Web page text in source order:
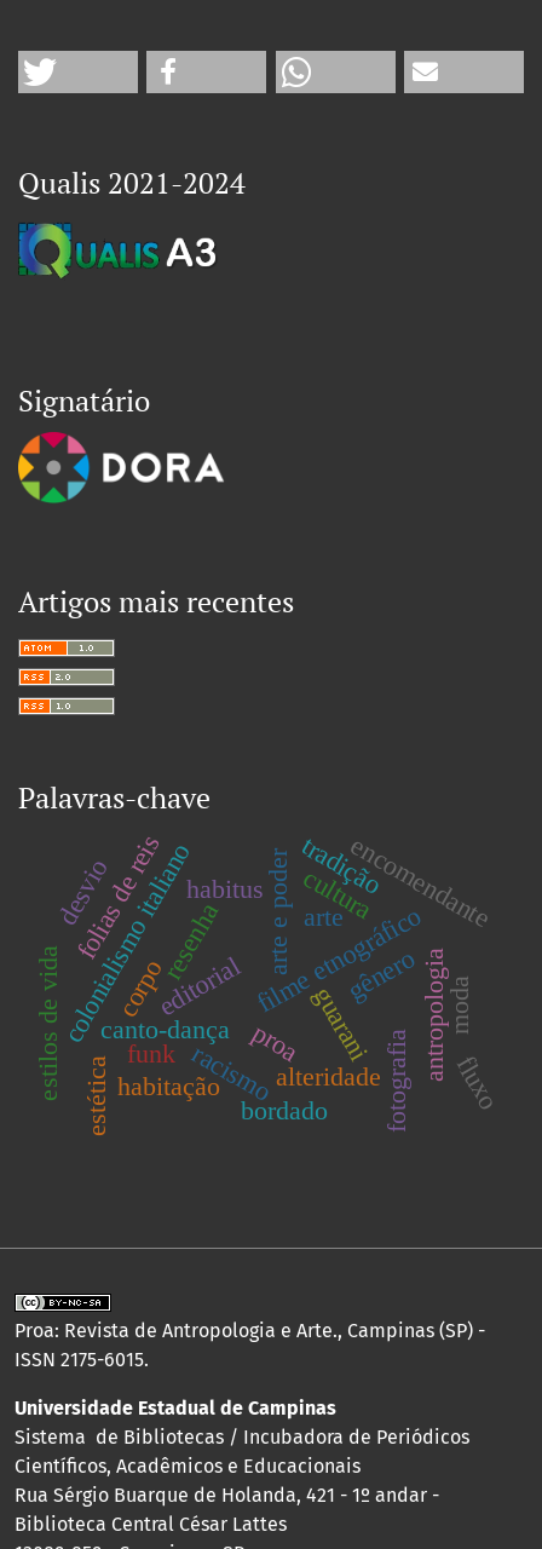
Qualis 2021-2024
Signatário
Artigos mais recentes
Palavras-chave
resenha
editorial
canto-dança guarani
alteridade
filme etnográfico
racismo
colonialismo italiano arte e poder
fotografia
encomendante
habitus
habitação
estilos de vida
folias de reis
antropologia
cultura
estética
proa
arte
gênero
bordado
moda
funk fluxo
corpo
tradição
desvio
Proa: Revista de Antropologia e Arte., Campinas (SP) -
ISSN 2175-6015.
Universidade Estadual de Campinas
Sistema de Bibliotecas / Incubadora de Periódicos
Científicos, Acadêmicos e Educacionais
Rua Sérgio Buarque de Holanda, 421 - 1º andar -
Biblioteca Central César Lattes